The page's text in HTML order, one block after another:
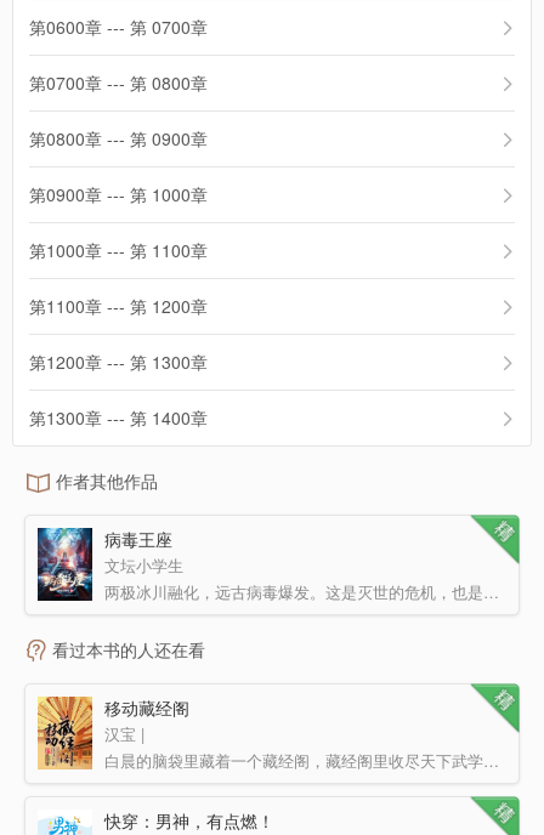
第0600章 --- 第 0700章
第0700章 --- 第 0800章
第0800章 --- 第 0900章
第0900章 --- 第 1000章
第1000章 --- 第 1100章
第1100章 --- 第 1200章
第1200章 --- 第 1300章
第1300章 --- 第 1400章
作者其他作品
病毒王座
文坛小学生
两极冰川融化，远古病毒爆发。这是灭世的危机，也是进化的契机。 七大种类的病毒，发掘了人类在七个方向…
看过本书的人还在看
移动藏经阁
汉宝 |
白晨的脑袋里藏着一个藏经阁，藏经阁里收尽天下武学…… 作者汉宝还有一部完本的玄幻小说《异世医仙》！…
快穿：男神，有点燃！